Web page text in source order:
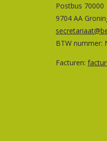
Postbus 70000
9704 AA
BTW nummer:
Facturen: